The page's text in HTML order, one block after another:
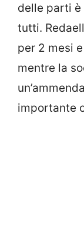
delle parti
tutti.
per 2 mesi
mentre la
importante